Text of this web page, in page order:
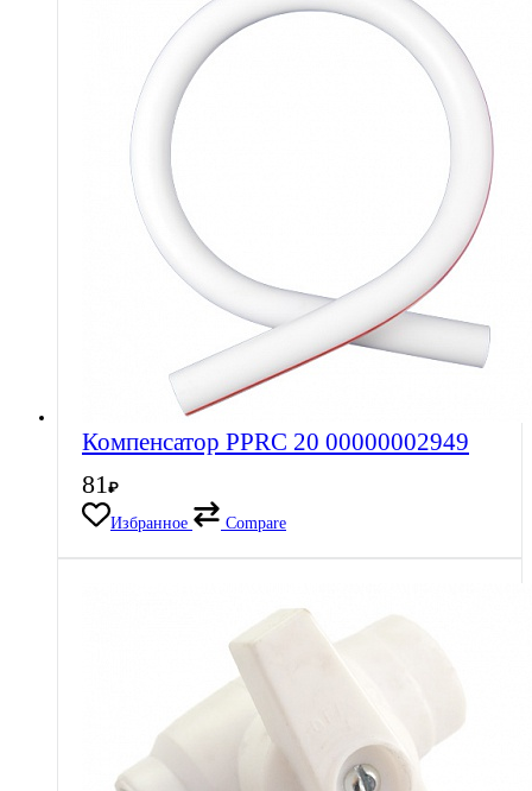
Компенсатор PPRC 20 00000002949
81₽
Избранное
Compare